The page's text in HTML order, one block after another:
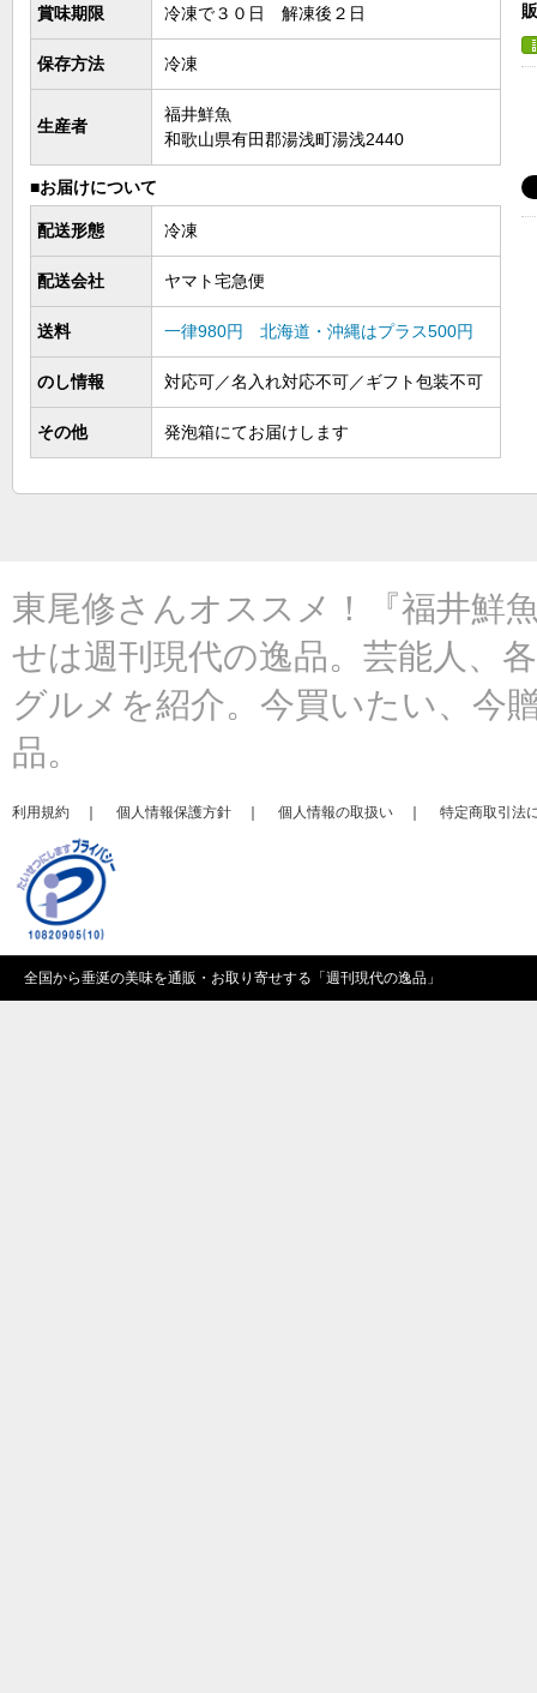
賞味期限 冷凍で３０日 解凍後２日
保存方法 冷凍
生産者
福井鮮魚
和歌山県有田郡湯浅町湯浅2440
■お届けについて
配送形態 冷凍
配送会社 ヤマト宅急便
送料 一律980円 北海道・沖縄はプラス500円
のし情報 対応可／名入れ対応不可／ギフト包装不可
その他 発泡箱にてお届けします
東尾修さんオススメ！『福井鮮
せは週刊現代の逸品。芸能人、
グルメを紹介。今買いたい、今
品。
利用規約 個人情報保護方針 個人情報の取扱い 特定商取引法
全国から垂涎の美味を通販・お取り寄せする「 週刊現代の逸品 」